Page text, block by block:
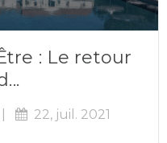
: Le retour
22, juil. 2021